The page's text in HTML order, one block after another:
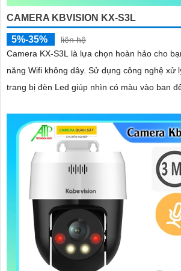
CAMERA KBVISION KX-S3L
5%-35%
liên hệ
Camera KX-S3L là lựa chọn hoàn hảo cho
năng Wifi không dây. Sử dụng công nghệ xử lý hình ảnh Chip CMOS
trang bị đèn Led giúp nhìn có màu vào ban